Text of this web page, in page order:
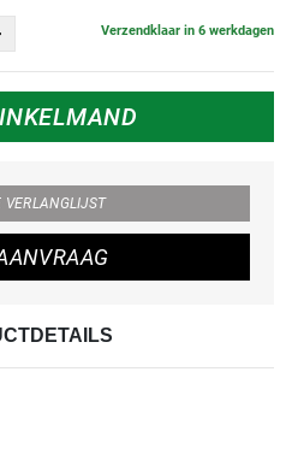
Verzendklaar in 6 werkdagen
VERLANGLIJST